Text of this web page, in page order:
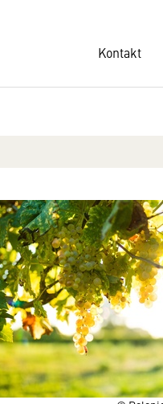
Kontakt